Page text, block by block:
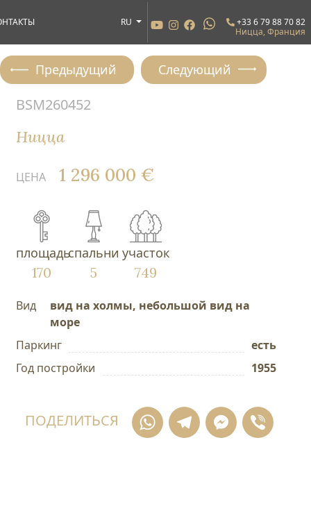
RU
+33 6 79 88 70 82
Ницца, Франция
Предыдущий Следующий
BSM260452
Ницца
ЦЕНА 1 296 000 €
площадь
170
спальни
5
участок
749
Вид
вид на холмы, небольшой вид на
море
Паркинг
есть
Год постройки
1955
ПОДЕЛИТЬСЯ WhatsApp
Telegram